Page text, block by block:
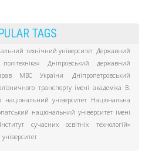
TAGS
технічний університет Державний
Дніпровський державний
МВС України
Дніпропетровський
транспорту імені академіка В.
національний університет
Національна
національний університет імені
сучасних освітніх технологій»